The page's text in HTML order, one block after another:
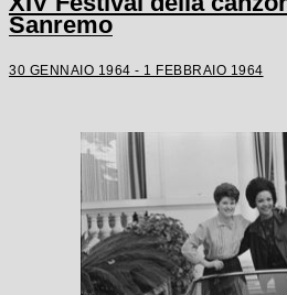
Sanremo
30 GENNAIO 1964 - 1 FEBBRAIO 1964